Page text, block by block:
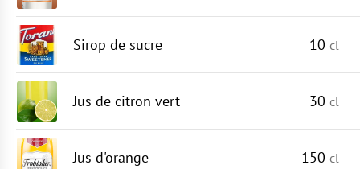
Sirop de sucre 10 cl
Jus de citron vert 30 cl
Jus d'orange 150 cl